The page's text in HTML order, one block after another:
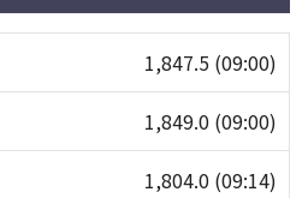
1,847.5 (09:00)
1,849.0 (09:00)
1,804.0 (09:14)